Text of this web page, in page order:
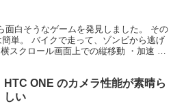
面白そうなゲームを発見しました。 その
単。 バイクで走って、ゾンビから逃げ
スクロール画面上での縦移動 ・加速 ・
HTC ONE のカメラ性能が素晴ら
しい